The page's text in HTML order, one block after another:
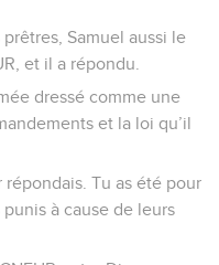
Samuel aussi le
et il a répondu.
dressé comme une
et la loi qu’il
répondais. Tu as été pour
à cause de leurs